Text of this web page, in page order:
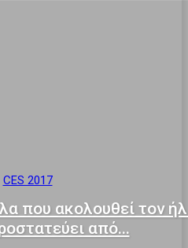
CES 2017
που ακολουθεί τον
από...